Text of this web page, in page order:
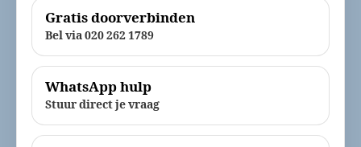
Gratis doorverbinden
Bel via 020 262 1789
WhatsApp hulp
Stuur direct je vraag